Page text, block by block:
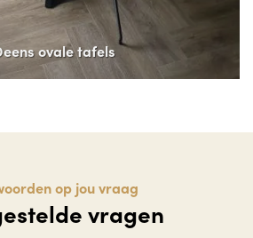
ovale tafels
op jou vraag
vragen